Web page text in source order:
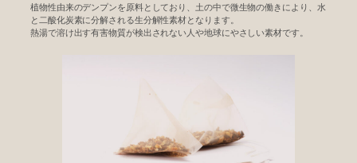
植物性由来のデンプンを原料としており、土の中で微生物の働きにより、水
と二酸化炭素に分解される生分解性素材となります。
熱湯で溶け出す有害物質が検出されない人や地球にやさしい素材です。